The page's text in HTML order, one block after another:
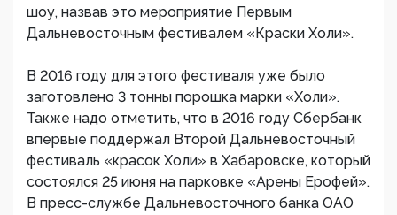
шоу, назвав это мероприятие Первым
Дальневосточным фестивалем «Краски Холи».
В 2016 году для этого фестиваля уже было
заготовлено 3 тонны порошка марки «Холи».
Также надо отметить, что в 2016 году Сбербанк
впервые поддержал Второй Дальневосточный
фестиваль «красок Холи» в Хабаровске, который
состоялся 25 июня на парковке «Арены Ерофей».
В пресс-службе Дальневосточного банка ОАО